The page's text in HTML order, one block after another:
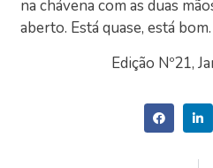
na chávena com as duas
aberto. Está quase, está bom.
Edição Nº21,